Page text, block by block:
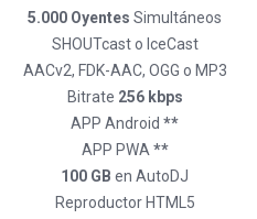
5.000 Oyentes Simultáneos
SHOUTcast o IceCast
AACv2, FDK-AAC, OGG o MP3
Bitrate 256 kbps
APP Android **
APP PWA **
100 GB en AutoDJ
Reproductor HTML5